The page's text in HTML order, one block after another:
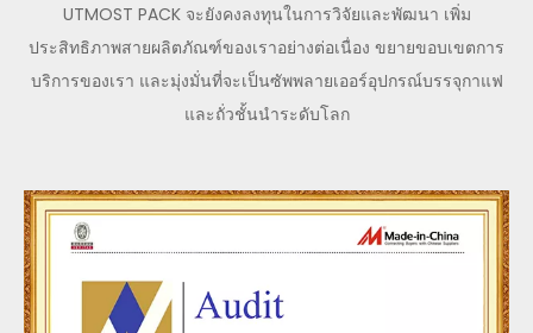
UTMOST PACK จะยังคงลงทุนในการวิจัยและพัฒนา เพิ่ม
ประสิทธิภาพสายผลิตภัณฑ์ของเราอย่างต่อเนื่อง ขยายขอบเขตการ
บริการของเรา และมุ่งมั่นที่จะเป็นซัพพลายเออร์อุปกรณ์บรรจุกาแฟ
และถั่วชั้นนำระดับโลก